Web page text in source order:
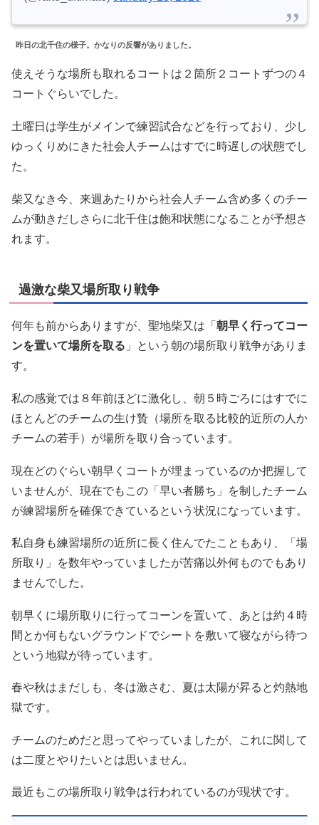
昨日の北千住の様子。かなりの反響がありました。
使えそうな場所も取れるコートは２箇所２コートずつの４
コートぐらいでした。
土曜日は学生がメインで練習試合などを行っており、少し
ゆっくりめにきた社会人チームはすでに時遅しの状態でし
た。
柴又なき今、来週あたりから社会人チーム含め多くのチー
ムが動きだしさらに北千住は飽和状態になることが予想さ
れます。
過激な柴又場所取り戦争
何年も前からありますが、聖地柴又は「 朝早く行ってコー
ンを置いて場所を取る 」という朝の場所取り戦争がありま
す。
私の感覚では８年前ほどに激化し、朝５時ごろにはすでに
ほとんどのチームの生け贄（場所を取る比較的近所の人か
チームの若手）が場所を取り合っています。
現在どのぐらい朝早くコートが埋まっているのか把握して
いませんが、現在でもこの「早い者勝ち」を制したチーム
が練習場所を確保できているという状況になっています。
私自身も練習場所の近所に長く住んでたこともあり、「場
所取り」を数年やっていましたが苦痛以外何ものでもあり
ませんでした。
朝早くに場所取りに行ってコーンを置いて、あとは約４時
間とか何もないグラウンドでシートを敷いて寝ながら待つ
という地獄が待っています。
春や秋はまだしも、冬は激さむ、夏は太陽が昇ると灼熱地
獄です。
チームのためだと思ってやっていましたが、これに関して
は二度とやりたいとは思いません。
最近もこの場所取り戦争は行われているのが現状です。